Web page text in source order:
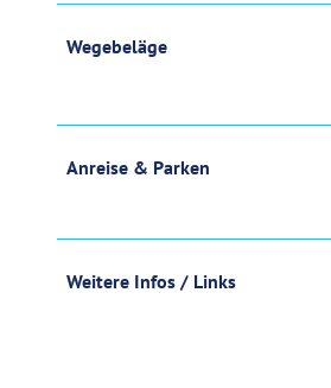
Wegebeläge
Anreise & Parken
Weitere Infos / Links